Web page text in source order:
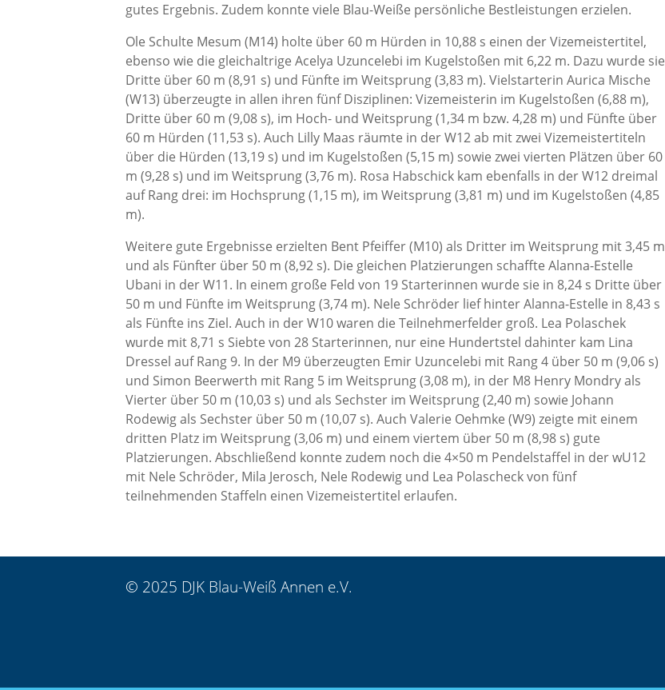
gutes Ergebnis. Zudem konnte viele Blau-Weiße persönliche Bestleistungen erzielen.
Ole Schulte Mesum (M14) holte über 60 m Hürden in 10,88 s einen der Vizemeistertitel,
ebenso wie die gleichaltrige Acelya Uzuncelebi im Kugelstoßen mit 6,22 m. Dazu wurde sie
Dritte über 60 m (8,91 s) und Fünfte im Weitsprung (3,83 m). Vielstarterin Aurica Mische
(W13) überzeugte in allen ihren fünf Disziplinen: Vizemeisterin im Kugelstoßen (6,88 m),
Dritte über 60 m (9,08 s), im Hoch- und Weitsprung (1,34 m bzw. 4,28 m) und Fünfte über
60 m Hürden (11,53 s). Auch Lilly Maas räumte in der W12 ab mit zwei Vizemeistertiteln
über die Hürden (13,19 s) und im Kugelstoßen (5,15 m) sowie zwei vierten Plätzen über 60
m (9,28 s) und im Weitsprung (3,76 m). Rosa Habschick kam ebenfalls in der W12 dreimal
auf Rang drei: im Hochsprung (1,15 m), im Weitsprung (3,81 m) und im Kugelstoßen (4,85
m).
Weitere gute Ergebnisse erzielten Bent Pfeiffer (M10) als Dritter im Weitsprung mit 3,45 m
und als Fünfter über 50 m (8,92 s). Die gleichen Platzierungen schaffte Alanna-Estelle
Ubani in der W11. In einem große Feld von 19 Starterinnen wurde sie in 8,24 s Dritte über
50 m und Fünfte im Weitsprung (3,74 m). Nele Schröder lief hinter Alanna-Estelle in 8,43 s
als Fünfte ins Ziel. Auch in der W10 waren die Teilnehmerfelder groß. Lea Polaschek
wurde mit 8,71 s Siebte von 28 Starterinnen, nur eine Hundertstel dahinter kam Lina
Dressel auf Rang 9. In der M9 überzeugten Emir Uzuncelebi mit Rang 4 über 50 m (9,06 s)
und Simon Beerwerth mit Rang 5 im Weitsprung (3,08 m), in der M8 Henry Mondry als
Vierter über 50 m (10,03 s) und als Sechster im Weitsprung (2,40 m) sowie Johann
Rodewig als Sechster über 50 m (10,07 s). Auch Valerie Oehmke (W9) zeigte mit einem
dritten Platz im Weitsprung (3,06 m) und einem viertem über 50 m (8,98 s) gute
Platzierungen. Abschließend konnte zudem noch die 4×50 m Pendelstaffel in der wU12
mit Nele Schröder, Mila Jerosch, Nele Rodewig und Lea Polascheck von fünf
teilnehmenden Staffeln einen Vizemeistertitel erlaufen.
© 2025 DJK Blau-Weiß Annen e.V.